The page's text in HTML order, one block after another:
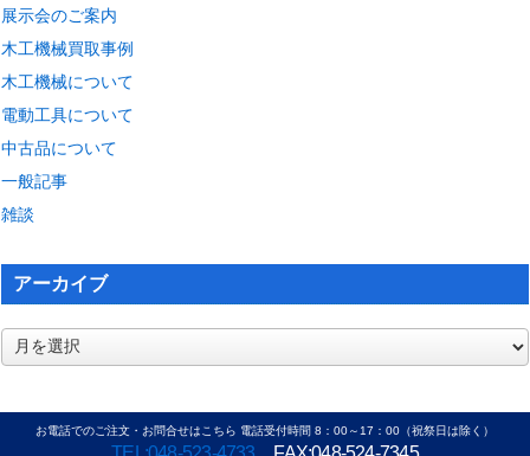
展示会のご案内
木工機械買取事例
木工機械について
電動工具について
中古品について
一般記事
雑談
アーカイブ
ア
ー
イ
お電話でのご注文・お問合せはこちら 電話受付時間 8：00～17：00（祝祭日は除く）